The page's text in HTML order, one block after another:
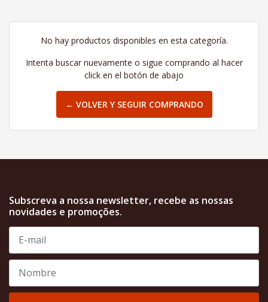
No hay productos disponibles en esta categoría.
Intenta buscar nuevamente o sigue comprando al hacer
click en el botón de abajo
← VOLVER Y SEGUIR COMPRANDO
Subscreva a nossa newsletter, recebe as nossas
novidades e promoções.